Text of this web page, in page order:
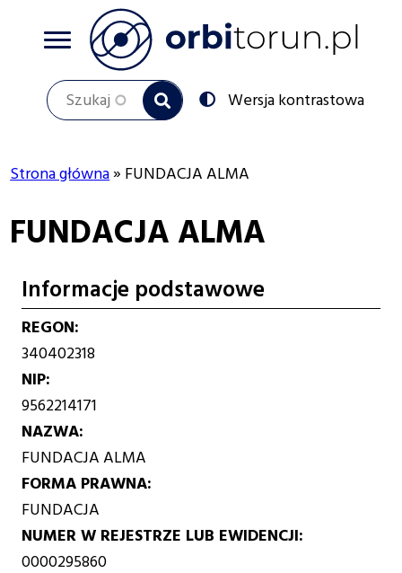
Szukaj
Przełącz
na:
Wersja kontrastowa
nawigacyjna
Strona główna FUNDACJA ALMA
FUNDACJA ALMA
Informacje podstawowe
REGON
340402318
NIP
9562214171
NAZWA
FUNDACJA ALMA
FORMA PRAWNA
FUNDACJA
NUMER W REJESTRZE LUB EWIDENCJI
0000295860